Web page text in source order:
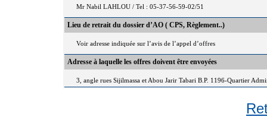
Mr Nabil LAHLOU / Tel : 05-37-56-59-02/51
Lieu de retrait du dossier d’AO ( CPS, Règlement..)
Voir adresse indiquée sur l’avis de l’appel d’offres
Adresse à laquelle les offres doivent être envoyées
3, angle rues Sijilmassa et Abou Jarir Tabari B.P. 1196-Quartier